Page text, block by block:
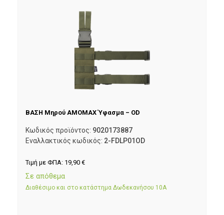
ΒΑΣΗ Μηρού AMOMAX Ύφασμα – OD
Κωδικός προϊόντος: 9020173887
Εναλλακτικός κωδικός: 2-FDLP01OD
Τιμή με ΦΠΑ: 19,90 €
Σε απόθεμα
Διαθέσιμο και στο κατάστημα Δωδεκανήσου 10Α